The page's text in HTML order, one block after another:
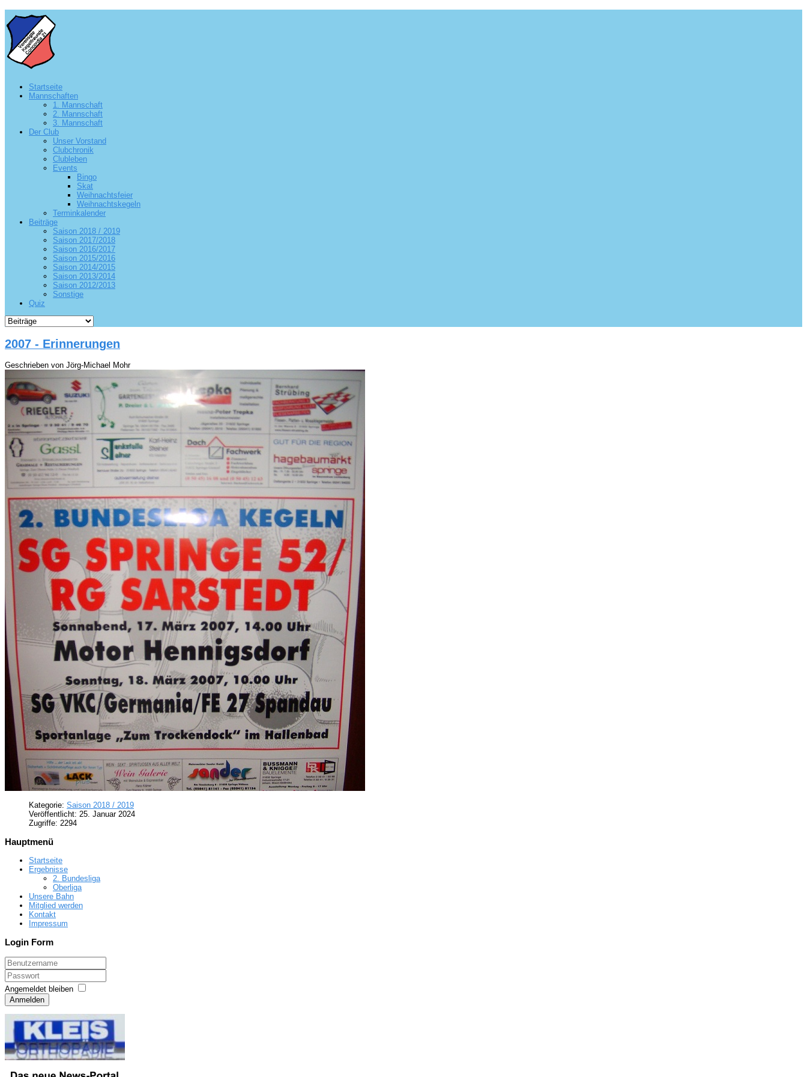
Startseite
Mannschaften
1. Mannschaft
2. Mannschaft
3. Mannschaft
Der Club
Unser Vorstand
Clubchronik
Clubleben
Events
Bingo
Skat
Weihnachtsfeier
Weihnachtskegeln
Terminkalender
Beiträge
Saison 2018 / 2019
Saison 2017/2018
Saison 2016/2017
Saison 2015/2016
Saison 2014/2015
Saison 2013/2014
Saison 2012/2013
Sonstige
Quiz
2007 - Erinnerungen
Geschrieben von Jörg-Michael Mohr
Kategorie: Saison 2018 / 2019
Veröffentlicht: 25. Januar 2024
Zugriffe: 2294
Hauptmenü
Startseite
Ergebnisse
2. Bundesliga
Oberliga
Unsere Bahn
Mitglied werden
Kontakt
Impressum
Login Form
Angemeldet bleiben
Anmelden